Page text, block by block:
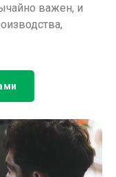
важен, и